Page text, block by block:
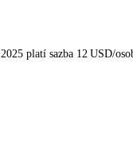
platí sazba 12 USD/